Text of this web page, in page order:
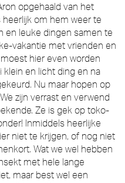
opgehaald van het
om hem weer te
en leuke dingen samen te
vakantie met vrienden en
hier even worden
en licht ding en na
Nu maar hopen op
zijn verrast en verwend
Ze is gek op toko-
Inmiddels heerlijke
niet te krijgen, of nog niet
Wat we wel hebben
met hele lange
maar best wel een